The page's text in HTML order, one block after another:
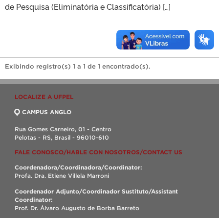
de Pesquisa (Eliminatória e Classificatória) […]
Exibindo registro(s) 1 a 1 de 1 encontrado(s).
LOCALIZE A UFPEL
CAMPUS ANGLO
Rua Gomes Carneiro, 01 - Centro
Pelotas - RS, Brasil - 96010-610
FALE CONOSCO/HABLE CON NOSOTROS/CONTACT US
Coordenadora/Coordinadora/Coordinator:
Profa. Dra. Etiene Villela Marroni
Coordenador Adjunto/Coordinador Sustituto/Assistant
Coordinator:
Prof. Dr. Álvaro Augusto de Borba Barreto